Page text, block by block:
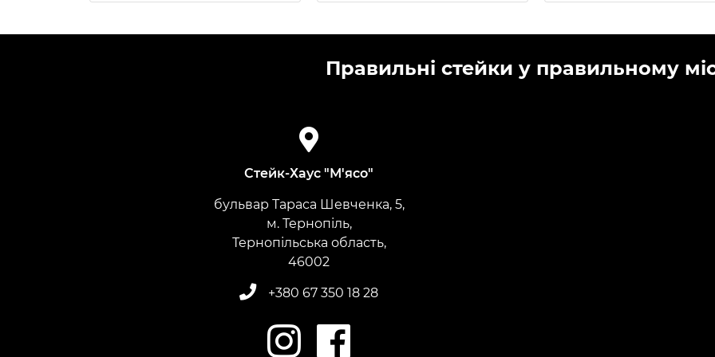
Правильні стейки у правильному
Стейк-Хаус "М'ясо"
бульвар Тараса Шевченка, 5,
м. Тернопіль,
Тернопільська область,
​​​​​​​46002
+380 67 350 18 28